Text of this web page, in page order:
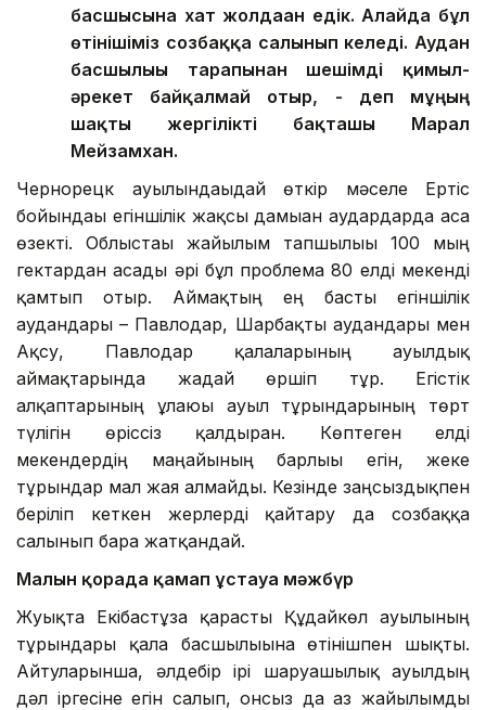
басшысына хат жолдаған едік. Алайда бұл
өтінішіміз созбаққа салынып келеді. Аудан
басшылығы тарапынан шешімді қимыл-
әрекет байқалмай отыр, - деп мұңың
шақты жергілікті бақташы Марал
Мейзамхан.
Чернорецк ауылындағыдай өткір мәселе Ертіс
бойындағы егіншілік жақсы дамыған аудардарда аса
өзекті. Облыстағы жайылым тапшылығы 100 мың
гектардан асады әрі бұл проблема 80 елді мекенді
қамтып отыр. Аймақтың ең басты егіншілік
аудандары – Павлодар, Шарбақты аудандары мен
Ақсу, Павлодар қалаларының ауылдық
аймақтарында жағдай өршіп тұр. Егістік
алқаптарының ұлғаюы ауыл тұрғындарының төрт
түлігін өріссіз қалдырған. Көптеген елді
мекендердің маңайының барлығы егін, жеке
тұрғындар мал жая алмайды. Кезінде заңсыздықпен
беріліп кеткен жерлерді қайтару да созбаққа
салынып бара жатқандай.
Малын қорада қамап ұстауға мәжбүр
Жуықта Екібастұзға қарасты Құдайкөл ауылының
тұрғындары қала басшылығына өтінішпен шықты.
Айтуларынша, әлдебір ірі шаруашылық ауылдың
дәл іргесіне егін салып, онсыз да аз жайылымды